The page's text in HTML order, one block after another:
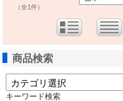
（全1件）
商品検索
キーワード検索